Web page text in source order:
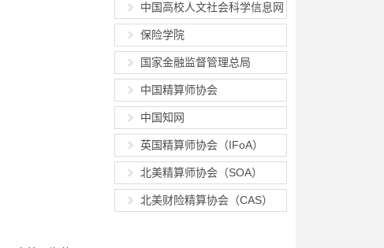
中国高校人文社会科学信息网
保险学院
国家金融监督管理总局
中国精算师协会
中国知网
英国精算师协会（IFoA）
北美精算师协会（SOA）
北美财险精算协会（CAS）